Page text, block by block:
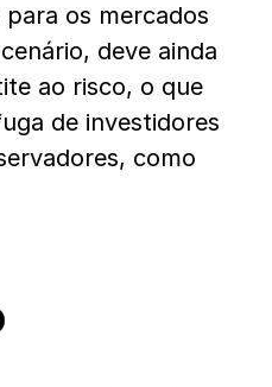
os mercados
deve ainda
ao risco, o que
de investidores
como